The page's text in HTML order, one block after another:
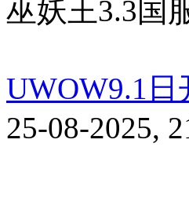
巫妖王3.3国
UWOW9.1
25-08-2025,